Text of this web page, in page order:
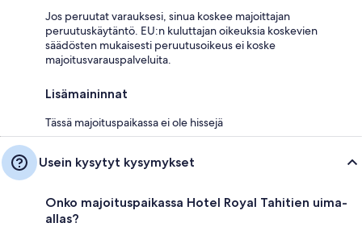
Jos peruutat varauksesi, sinua koskee majoittajan
peruutuskäytäntö. EU:n kuluttajan oikeuksia koskevien
säädösten mukaisesti peruutusoikeus ei koske
majoitusvarauspalveluita.
Lisämaininnat
Tässä majoituspaikassa ei ole hissejä
Usein kysytyt kysymykset
Onko majoituspaikassa Hotel Royal Tahitien uima-
allas?